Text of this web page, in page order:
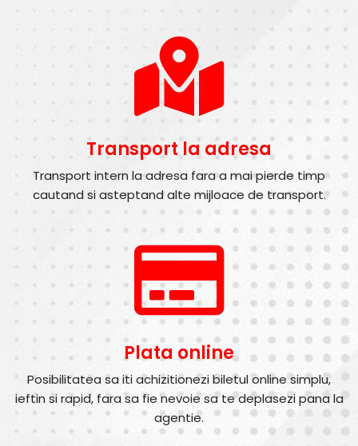
Transport la adresa
Transport intern la adresa fara a mai pierde timp
cautand si asteptand alte mijloace de transport.
Plata online
Posibilitatea sa iti achizitionezi biletul online simplu,
ieftin si rapid, fara sa fie nevoie sa te deplasezi pana la
agentie.